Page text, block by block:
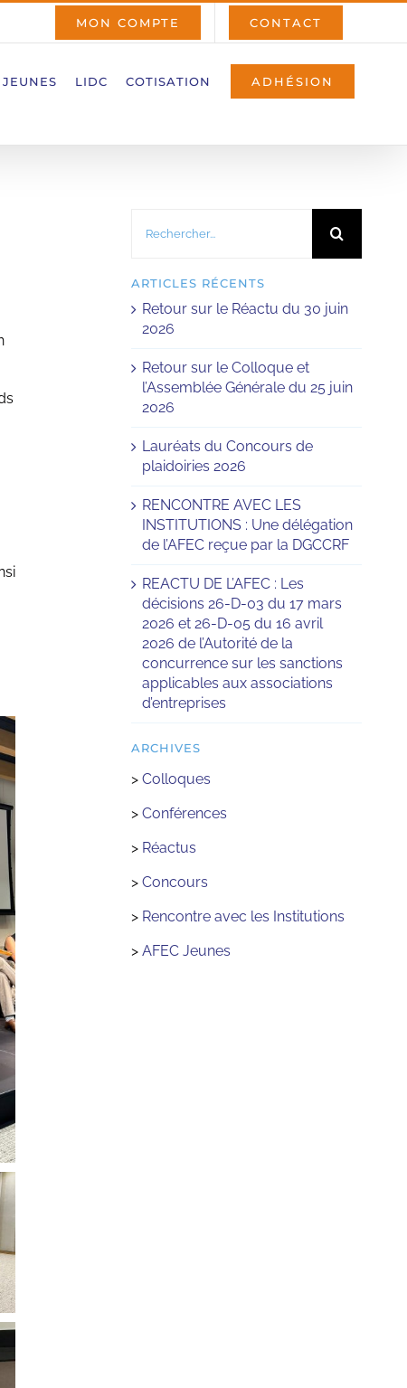
MON COMPTE CONTACT
LIDC COTISATION ADHÉSION
ARTICLES RÉCENTS
Retour sur le Réactu du 30 juin
2026
Retour sur le Colloque et
l’Assemblée Générale du 25 juin
2026
Lauréats du Concours de
plaidoiries 2026
RENCONTRE AVEC LES
INSTITUTIONS : Une délégation
de l’AFEC reçue par la DGCCRF
REACTU DE L’AFEC : Les
décisions 26-D-03 du 17 mars
2026 et 26-D-05 du 16 avril
2026 de l’Autorité de la
concurrence sur les sanctions
applicables aux associations
d’entreprises
ARCHIVES
> Colloques
> Conférences
> Réactus
> Concours
> Rencontre avec les Institutions
>AFEC Jeunes